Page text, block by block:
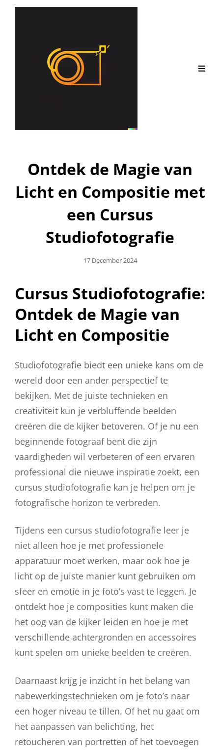
Ontdek de Magie van
Licht en Compositie met
een Cursus
Studiofotografie
Geplaatst
17 December 2024
Cursus Studiofotografie:
Ontdek de Magie van
Licht en Compositie
Studiofotografie biedt een unieke kans om de
wereld door een ander perspectief te
bekijken. Met de juiste technieken en
creativiteit kun je verbluffende beelden
creëren die de kijker betoveren. Of je nu een
beginnende fotograaf bent die zijn
vaardigheden wil verbeteren of een ervaren
professional die nieuwe inspiratie zoekt, een
cursus studiofotografie kan je helpen om je
fotografische horizon te verbreden.
Tijdens een cursus studiofotografie leer je
niet alleen hoe je met professionele
apparatuur moet werken, maar ook hoe je
licht op de juiste manier kunt gebruiken om
sfeer en emotie in je foto’s vast te leggen. Je
ontdekt hoe je composities kunt maken die
het oog van de kijker leiden en hoe je met
verschillende achtergronden en accessoires
kunt spelen om unieke beelden te creëren.
Daarnaast krijg je inzicht in het belang van
nabewerkingstechnieken om je foto’s naar
een hoger niveau te tillen. Of het nu gaat om
het aanpassen van belichting, het
retoucheren van portretten of het toevoegen